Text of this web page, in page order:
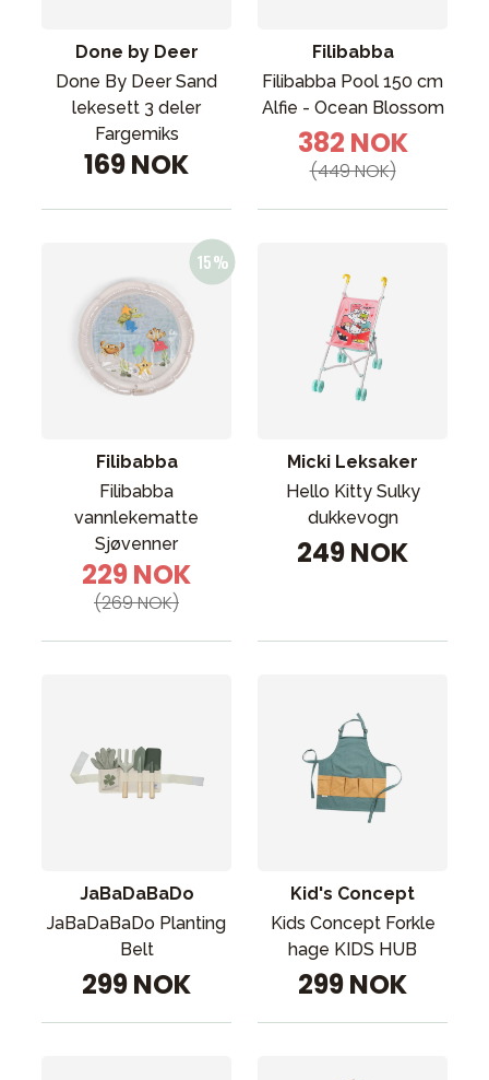
Done by Deer
Done By Deer Sand
lekesett 3 deler
Fargemiks
169 NOK
Filibabba
Filibabba Pool 150 cm
Alfie - Ocean Blossom
382 NOK
(449 NOK)
Filibabba
Filibabba
vannlekematte
Sjøvenner
229 NOK
(269 NOK)
Micki Leksaker
Hello Kitty Sulky
dukkevogn
249 NOK
JaBaDaBaDo
JaBaDaBaDo Planting
Belt
299 NOK
Kid's Concept
Kids Concept Forkle
hage KIDS HUB
299 NOK